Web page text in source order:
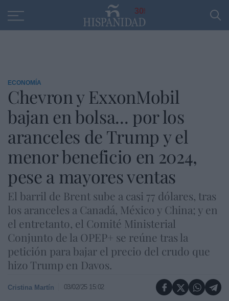
30
ECONOMÍA
Chevron y ExxonMobil
bajan en bolsa... por los
aranceles de Trump y el
menor beneficio en 2024,
pese a mayores ventas
El barril de Brent sube a casi 77 dólares, tras
los aranceles a Canadá, México y China; y en
el entretanto, el Comité Ministerial
Conjunto de la OPEP+ se reúne tras la
petición para bajar el precio del crudo que
hizo Trump en Davos.
Cristina Martín 03/02/25 15:02